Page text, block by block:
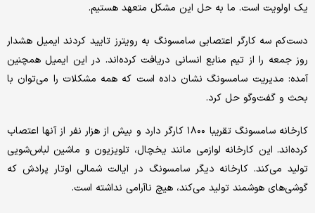
یک اولویت است. ما به حل این مشکل متعهد هستیم.
دست‌کم سه کارگر اعتصابی سامسونگ به رویترز تایید کردند ایمیل هشدار
روز جمعه را از تیم منابع انسانی دریافت کرده‌اند. در این ایمیل همچنین
آمده: مدیریت سامسونگ نشان داده است که همه مشکلات را می‌توان با
بحث و گفت‌وگو حل کرد.
کارخانه سامسونگ تقریبا ۱۸۰۰ کارگر دارد و بیش از هزار نفر از آنها اعتصاب
کرده‌اند. این کارخانه لوازمی مانند یخچال، تلویزیون و ماشین لباس‌شویی
تولید می‌کند. کارخانه دیگر سامسونگ در ایالت شمالی اوتار پرادش که
گوشی‌های هوشمند تولید می‌کند، هیچ ناآرامی نداشته است.